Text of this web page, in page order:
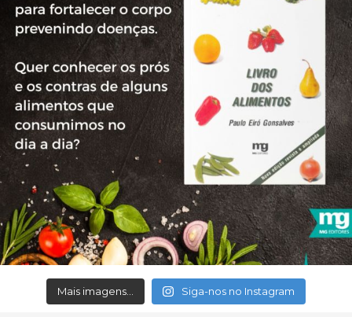
Mais imagens... Siga-nos no Instagram